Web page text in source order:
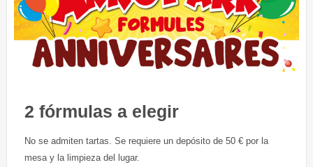
2 fórmulas a elegir
No se admiten tartas. Se requiere un depósito de 50 € por la
mesa y la limpieza del lugar.